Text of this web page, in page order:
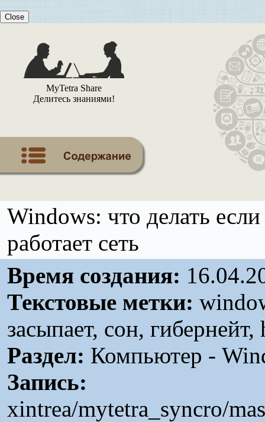
Close
MyTetra Share
Делитесь знаниями!
Windows: что делать
работает сеть
Время создания:
Текстовые метки:
засыпает, сон, гибернейт,
Раздел: Компьютер -
Запись:
xintrea/mytetra_syncro/